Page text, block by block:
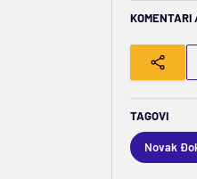
KOMENTARI
TAGOVI
Novak